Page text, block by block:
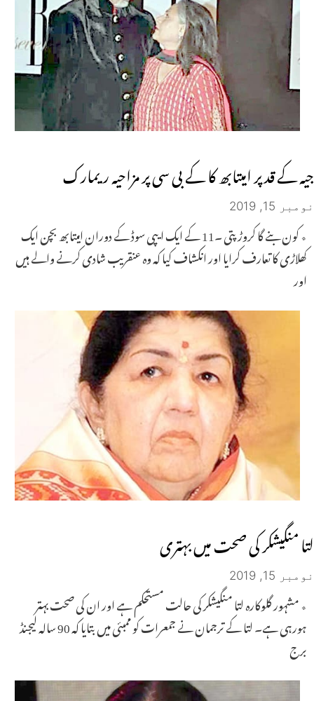
جیہ کے قد پر امیتابھ کا کے بی سی پر مزاحیہ ریمارک
نومبر 15, 2019
٭ کون بنے گا کروڑپتی ۔11 کے ایک ایپی سوڈ کے دوران امیتابھ بچن ایک
کھلاڑی کا تعارف کرایا اور انکشاف کیا کہ وہ عنقریب شادی کرنے والے ہیں
اور
لتا منگیشکر کی صحت میں بہتری
نومبر 15, 2019
٭ مشہور گلوکارہ لتا منگیشکر کی حالت مستحکم ہے اور ان کی صحت بہتر
ہورہی ہے۔ لتا کے ترجمان نے جمعرات کو ممبئی میں بتایا کہ 90 سالہ لیجنڈ
برج